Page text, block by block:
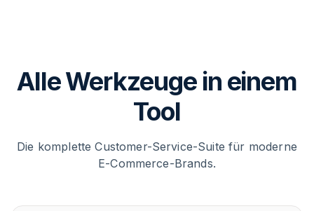
Alle Werkzeuge in einem
Tool
Die komplette Customer-Service-Suite für moderne
E-Commerce-Brands.